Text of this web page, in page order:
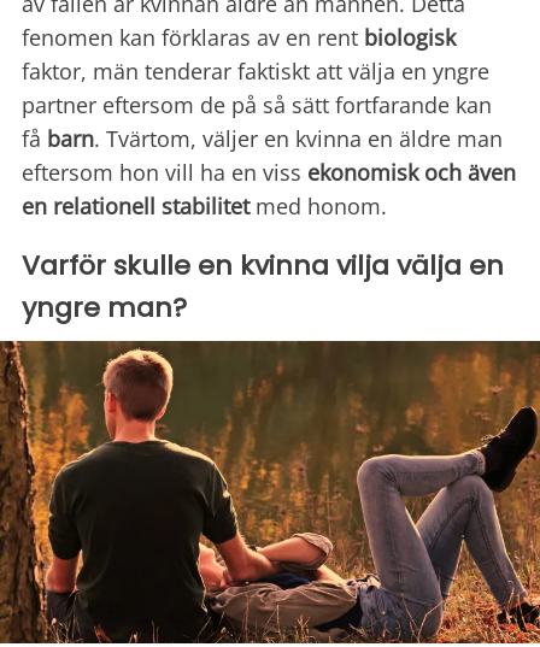
fenomen kan förklaras av en rent biologisk
faktor, män tenderar faktiskt att välja en yngre
partner eftersom de på så sätt fortfarande kan
få barn. Tvärtom, väljer en kvinna en äldre man
eftersom hon vill ha en viss ekonomisk och även
en relationell stabilitetmed honom.
Varför skulle en kvinna vilja välja en
yngre man?